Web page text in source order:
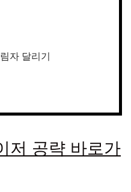
자 달리기
저 공략 바로가